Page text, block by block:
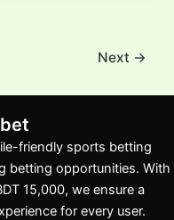
Next →
friendly sports betting
betting opportunities. With
15,000, we ensure a
for every user.